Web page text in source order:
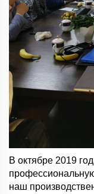
В октябре 2019
наш